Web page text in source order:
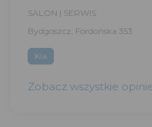
SALON | SERWIS
Bydgoszcz, Fordońska 353
Kia
Zobacz wszystkie